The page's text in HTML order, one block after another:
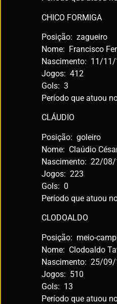
CHICO FORMIGA
Posição: zagueiro
Nome: Francisco
Nascimento: 11/11/
Jogos: 412
Gols: 3
Período que atuou
CLÁUDIO
Posição: goleiro
Nome: Claúdio
Nascimento: 22/08/
Jogos: 223
Gols: 0
Período que atuou
CLODOALDO
Posição: meio-
Nome: Clodoaldo
Nascimento: 25/09/
Jogos: 510
Gols: 13
Período que atuou